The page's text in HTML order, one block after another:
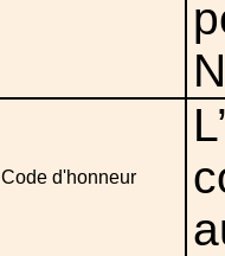
Code d'honneur